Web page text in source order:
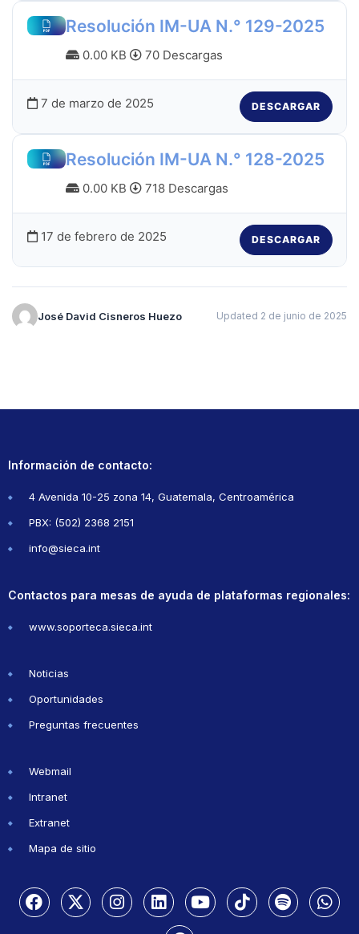
Resolución IM-UA N.° 129-2025
0.00 KB 70 Descargas
7 de marzo de 2025 DESCARGAR
Resolución IM-UA N.° 128-2025
0.00 KB 718 Descargas
17 de febrero de 2025 DESCARGAR
José David Cisneros Huezo Updated 2 de junio de 2025
Información de contacto:
4 Avenida 10-25 zona 14, Guatemala, Centroamérica
PBX: (502) 2368 2151
info@sieca.int
Contactos para mesas de ayuda de plataformas regionales:
www.soporteca.sieca.int
Noticias
Oportunidades
Preguntas frecuentes
Webmail
Intranet
Extranet
Mapa de sitio